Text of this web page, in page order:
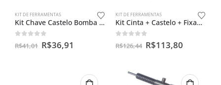
KIT DE FERRAMENTAS
Kit Chave Castelo Bomba De Óleo Cg 125 + Trava Embreagem
out of 5
R$41,01 R$36,91
KIT DE FERRAMENTAS
Kit Cinta + Castelo + Fixador Embreagem + Trava Filtro Cg150
out of 5
R$126,44 R$113,80